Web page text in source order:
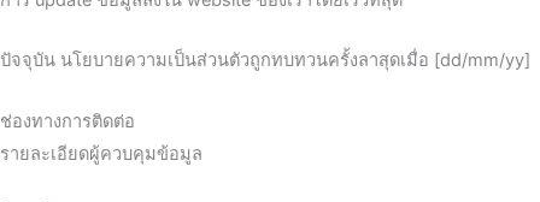
ปัจจุบัน นโยบายความเป็นส่วนตัวถูกทบทวนครั้งลาสุดเมื่อ [dd/mm/yy]
ช่องทางการติดต่อ
รายละเอียดผู้ควบคุมข้อมูล